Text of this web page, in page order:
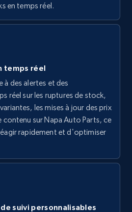
Reviews count, and
Product rating, Product
rating max, Rating,
and more.
en temps réel.
temps réel
à des alertes et des
réel sur les ruptures de stock,
les mises à jour des prix
contenu sur Napa Auto Parts, ce
rapidement et d'optimiser
suivi personnalisables